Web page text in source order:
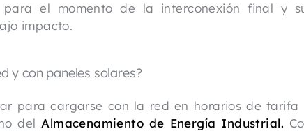
el momento de la interconexión final y
impacto.
y con paneles solares?
para cargarse con la red en horarios de tarifa
del Almacenamiento de Energía Industrial.